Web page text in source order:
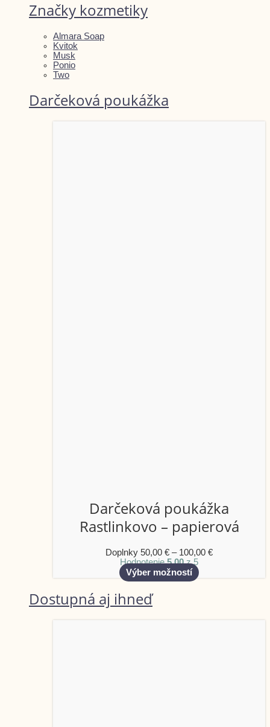
Značky kozmetiky
Almara Soap
Kvitok
Musk
Ponio
Two
Darčeková poukážka
Darčeková poukážka
Rastlinkovo – papierová
Doplnky 50,00 € – 100,00 €
Hodnotenie5.00z 5
Výber možností
Dostupná aj ihneď